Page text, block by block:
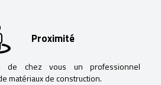
Proximité
de chez vous un professionnel
matériaux de construction.